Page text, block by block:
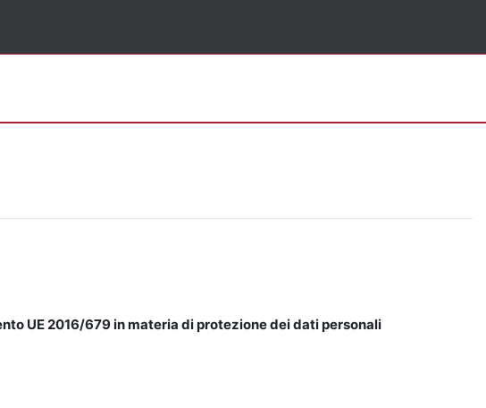
UE 2016/679 in materia di protezione dei dati personali